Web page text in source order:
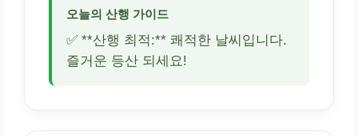
오늘의 산행 가이드
✅ **산행 최적:** 쾌적한 날씨입니다.
즐거운 등산 되세요!